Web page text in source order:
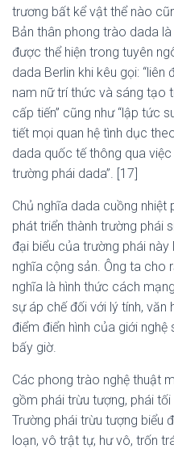
trương bất kể vật thể nào
Bản thân phong trào dada
được thể hiện trong tuyên
dada Berlin khi kêu gọi:
nam nữ trí thức và sáng tạo
cấp tiến” cũng như “lập tức
tiết mọi quan hệ tình dục
dada quốc tế thông qua
trường phái dada”. [17]
Chủ nghĩa dada cuồng nhiệt
phát triển thành trường phái
đại biểu của trường phái
nghĩa cộng sản. Ông ta cho
nghĩa là hình thức cách
sự áp chế đối với lý tính,
điểm điển hình của giới nghệ
bấy giờ.
Các phong trào nghệ thuật
gồm phái trừu tượng, phái
Trường phái trừu tượng biểu
loạn, vô trật tự, hư vô, trốn